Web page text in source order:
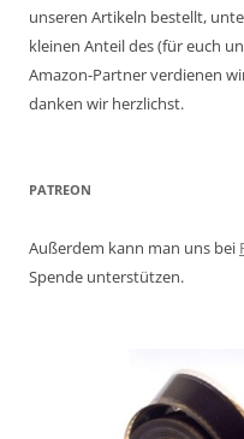
unseren Artikeln bestellt,
kleinen Anteil des (für euch
Amazon-Partner verdienen
danken wir herzlichst.
PATREON
Außerdem kann man uns bei
Spende unterstützen.